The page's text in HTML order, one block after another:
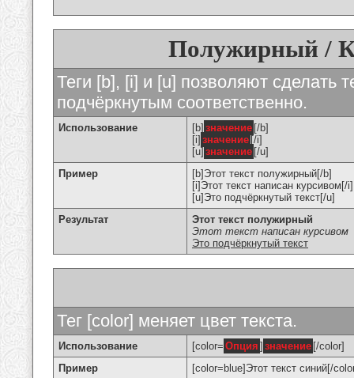
Полужирный /
Теги [b], [i] и [u] позволяют сделать
подчёркнутым соответственно.
Использование [b] значение [/b]
[i] значение [/i]
[u] значение [/u]
Пример
[b]Этот текст полужирный[/b]
[i]Этот текст написан курсивом[/i]
[u]Это подчёркнутый текст[/u]
Результат
Этот текст полужирный
Этот текст написан курсивом
Это подчёркнутый текст
Тег [color] меняет цвет текста.
Использование [color= Опция ] значение [/color]
Пример
[color=blue]Этот текст синий[/